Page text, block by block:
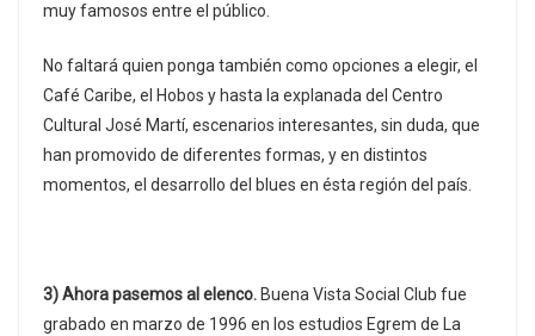
muy famosos entre el público.
No faltará quien ponga también como opciones a elegir, el
Café Caribe, el Hobos y hasta la explanada del Centro
Cultural José Martí, escenarios interesantes, sin duda, que
han promovido de diferentes formas, y en distintos
momentos, el desarrollo del blues en ésta región del país.
3) Ahora pasemos al elenco. Buena Vista Social Club fue
grabado en marzo de 1996 en los estudios Egrem de La